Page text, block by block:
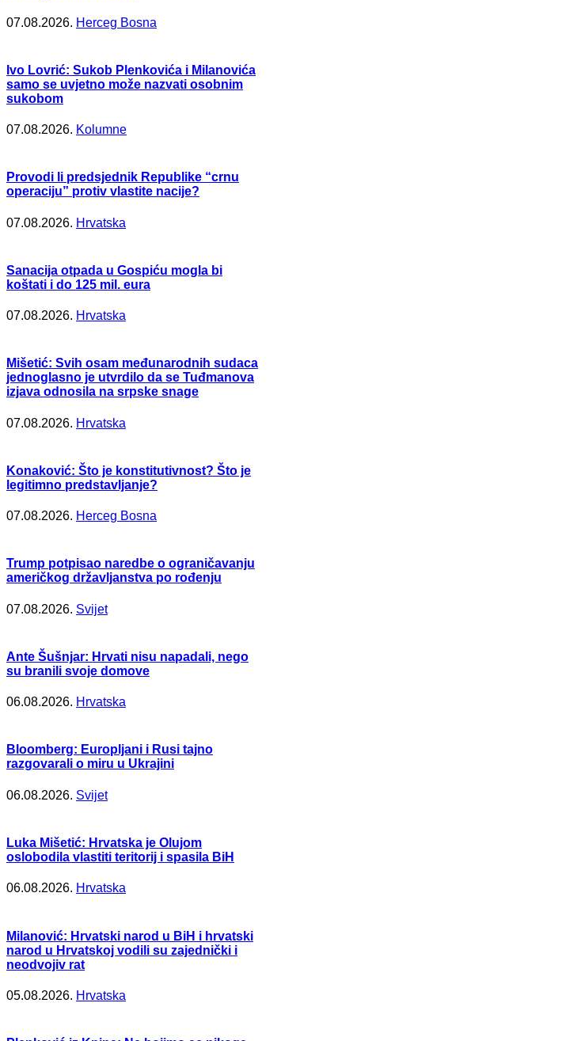
07.08.2026. Herceg Bosna
Ivo Lovrić: Sukob Plenkovića i Milanovića
samo se uvjetno može nazvati osobnim
sukobom
07.08.2026. Kolumne
Provodi li predsjednik Republike “crnu
operaciju” protiv vlastite nacije?
07.08.2026. Hrvatska
Sanacija otpada u Gospiću mogla bi
koštati i do 125 mil. eura
07.08.2026. Hrvatska
Mišetić: Svih osam međunarodnih sudaca
jednoglasno je utvrdilo da se Tuđmanova
izjava odnosila na srpske snage
07.08.2026. Hrvatska
Konaković: Što je konstitutivnost? Što je
legitimno predstavljanje?
07.08.2026. Herceg Bosna
Trump potpisao naredbe o ograničavanju
američkog državljanstva po rođenju
07.08.2026. Svijet
Ante Šušnjar: Hrvati nisu napadali, nego
su branili svoje domove
06.08.2026. Hrvatska
Bloomberg: Europljani i Rusi tajno
razgovarali o miru u Ukrajini
06.08.2026. Svijet
Luka Mišetić: Hrvatska je Olujom
oslobodila vlastiti teritorij i spasila BiH
06.08.2026. Hrvatska
Milanović: Hrvatski narod u BiH i hrvatski
narod u Hrvatskoj vodili su zajednički i
neodvojiv rat
05.08.2026. Hrvatska